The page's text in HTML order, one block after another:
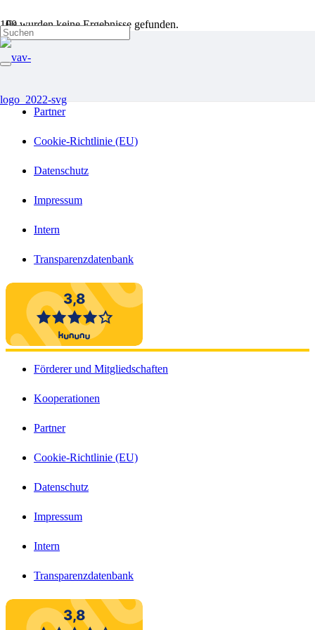
Es wurden keine Ergebnisse gefunden.
Partner
Cookie-Richtlinie (EU)
Datenschutz
Impressum
Intern
Transparenzdatenbank
Förderer und Mitgliedschaften
Kooperationen
Partner
Cookie-Richtlinie (EU)
Datenschutz
Impressum
Intern
Transparenzdatenbank